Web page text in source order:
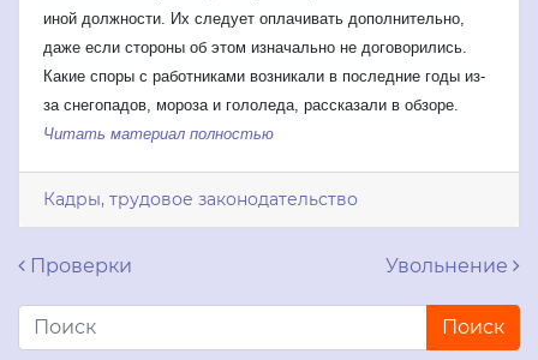
иной должности. Их следует оплачивать дополнительно,
даже если стороны об этом изначально не договорились.
Какие споры с работниками возникали в последние годы из-
за снегопадов, мороза и гололеда, рассказали в обзоре.
Читать материал полностью
Кадры, трудовое законодательство
Навигация по записям
Проверки Увольнение